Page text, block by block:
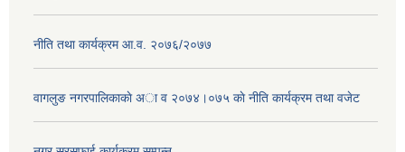
नीति तथा कार्यक्रम आ.व. २०७६/२०७७
वागलुङ नगरपालिकाकाे अा‍ व २०७४।०७५ काे नीति कार्यक्रम तथा वजेट